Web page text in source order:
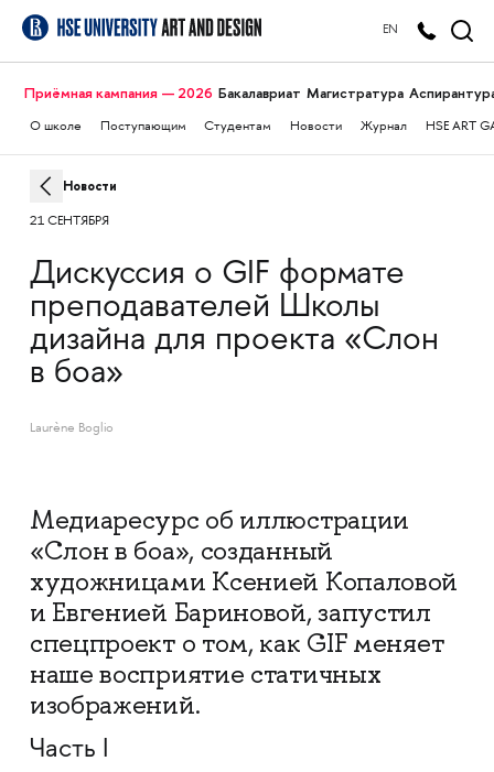
EN
Приёмная кампания — 2026 Бакалавриат Магистратура
О школе Поступающим Студентам Новости Журнал HSE ART
Новости
21 СЕНТЯБРЯ
Дискуссия о GIF формате
преподавателей Школы
дизайна для проекта «Слон
в боа»
Laurène Boglio
Медиаресурс об иллюстрации
«Слон в боа», созданный
художницами Ксенией Копаловой
и Евгенией Бариновой, запустил
спецпроект о том, как GIF меняет
наше восприятие статичных
изображений.
Часть I